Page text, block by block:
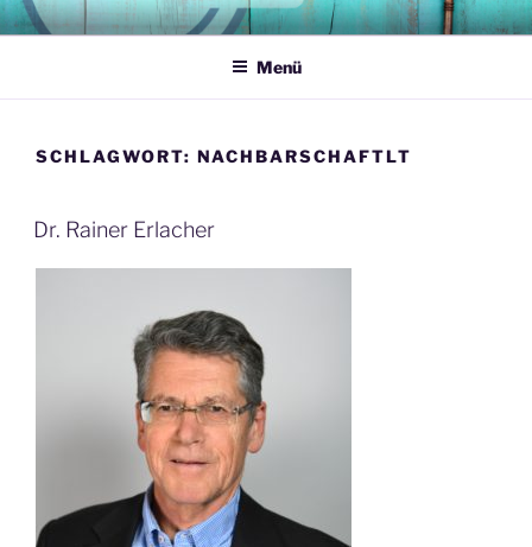
Zum
InhaltMEDIATIONSPLATTFORM
Ihre Konflikte möchten wir haben
Menü
SCHLAGWORT: NACHBARSCHAFTLT
Dr. Rainer Erlacher